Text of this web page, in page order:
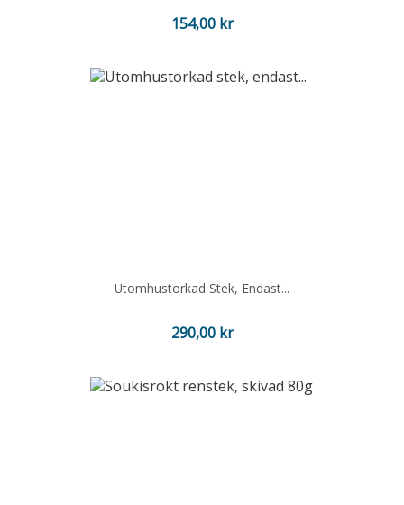
Pris
154,00 kr
Utomhustorkad Stek, Endast...
Pris
290,00 kr